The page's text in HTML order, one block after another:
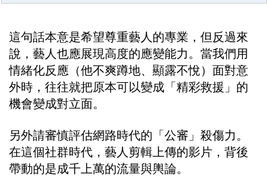
這句話本意是希望尊重藝人的專業，但反過來
說，藝人也應展現高度的應變能力。當我們用
情緒化反應（他不爽蹲地、顯露不悅）面對意
外時，往往就把原本可以變成「精彩救援」的
機會變成對立面。
另外請審慎評估網路時代的「公審」殺傷力。
在這個社群時代，藝人剪輯上傳的影片，背後
帶動的是成千上萬的流量與輿論。